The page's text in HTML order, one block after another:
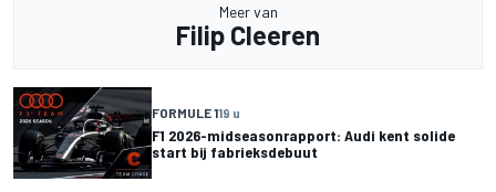
Meer van
Filip Cleeren
FORMULE 119 u
F1 2026-midseasonrapport: Audi kent solide
start bij fabrieksdebuut